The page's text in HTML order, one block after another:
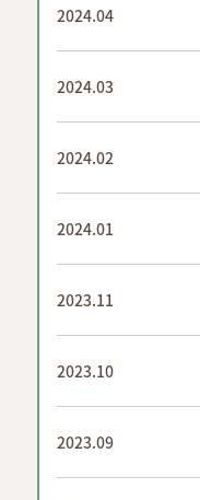
2024.04
2024.03
2024.02
2024.01
2023.11
2023.10
2023.09